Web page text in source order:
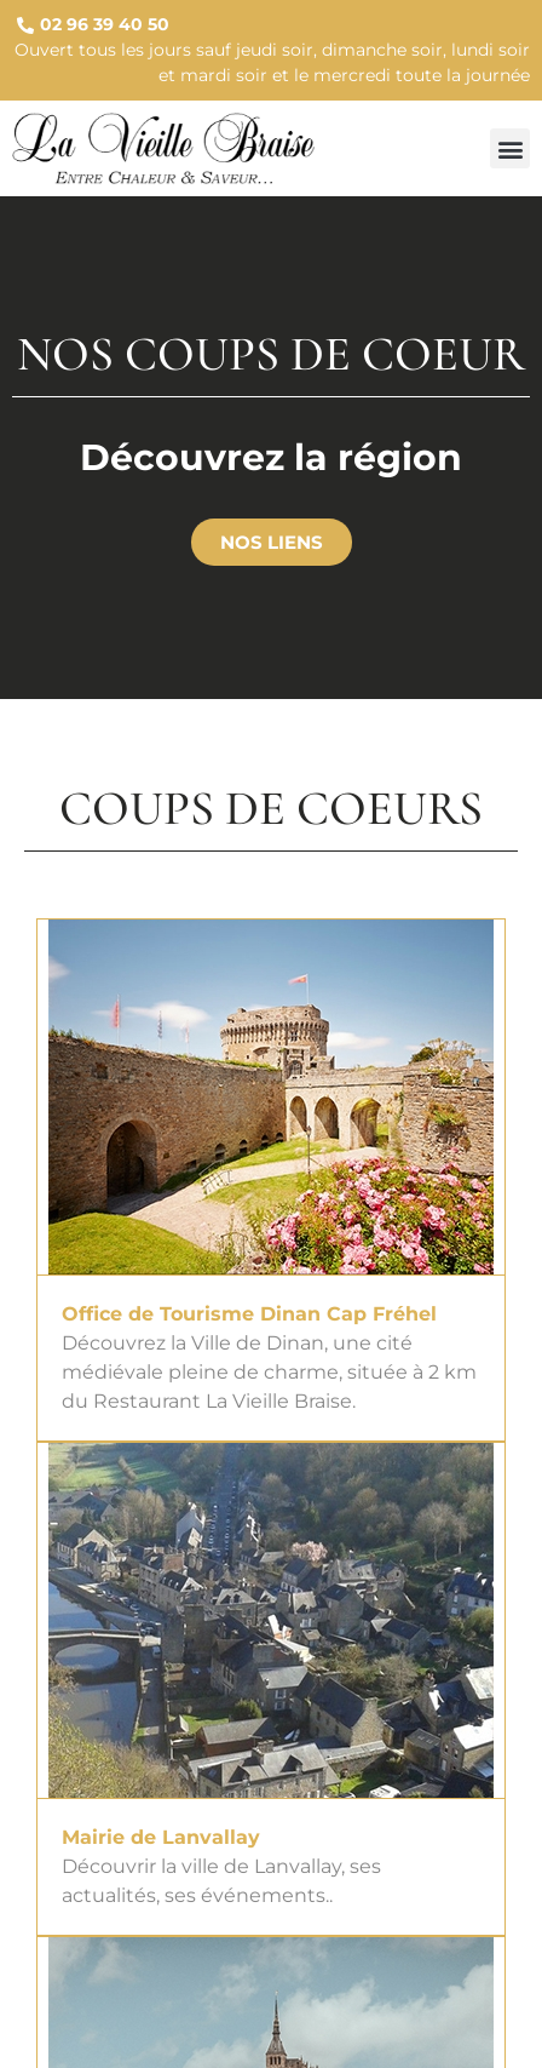
02 96 39 40 50
Ouvert tous les jours sauf jeudi soir, dimanche soir, lundi soir
et mardi soir et le mercredi toute la journée
NOS COUPS DE COEUR
Découvrez la région
NOS LIENS
COUPS DE COEURS
Office de Tourisme Dinan Cap Fréhel
Découvrez la Ville de Dinan, une cité
médiévale pleine de charme, située à 2 km
du Restaurant La Vieille Braise.
Mairie de Lanvallay
Découvrir la ville de Lanvallay, ses
actualités, ses événements..